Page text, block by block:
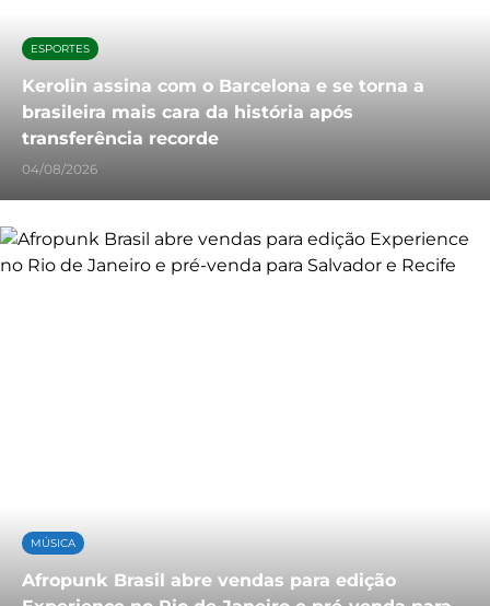
ESPORTES
Kerolin assina com o Barcelona e se torna a
brasileira mais cara da história após
transferência recorde
04/08/2026
MÚSICA
Afropunk Brasil abre vendas para edição